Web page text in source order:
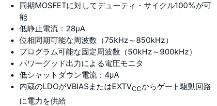
同期MOSFETに対してデューティ・サイクル100%が可
能
低静止電流：28μA
位相同期可能な周波数（75kHz～850kHz）
プログラム可能な固定周波数（50kHz～900kHz）
パワーグッド出力による電圧モニタ
低シャットダウン電流：4μA
内蔵のLDOがVBIASまたはEXTVCCからゲート駆動回路
に電力を供給